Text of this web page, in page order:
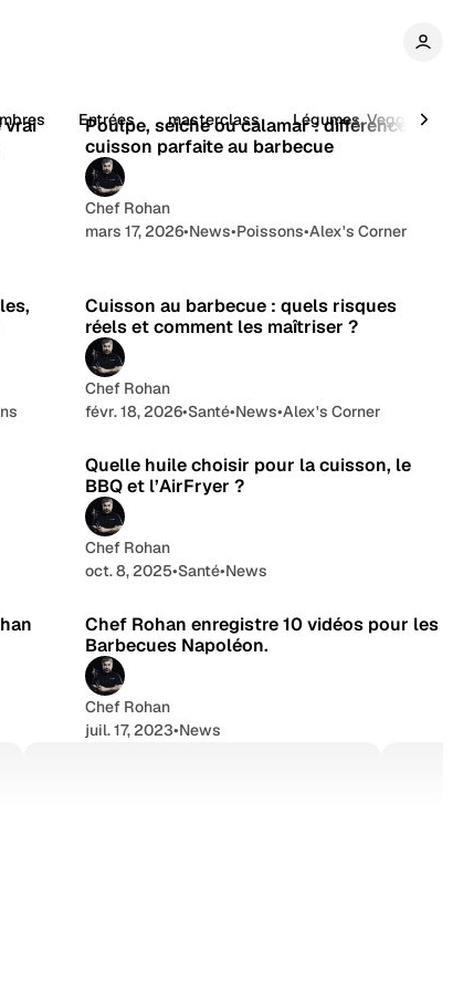
Entrées masterclass Légumes, Veggie
vrai
Poulpe, seiche ou calamar : différences et
cuisson parfaite au barbecue
Chef Rohan
mars 17, 2026•News•Poissons•Alex's Corner
Cuisson au barbecue : quels risques
réels et comment les maîtriser ?
Chef Rohan
févr. 18, 2026•Santé•News•Alex's Corner
Quelle huile choisir pour la cuisson, le
BBQ et l’AirFryer ?
Chef Rohan
oct. 8, 2025•Santé•News
Chef Rohan enregistre 10 vidéos pour les
Barbecues Napoléon.
Chef Rohan
juil. 17, 2023•News